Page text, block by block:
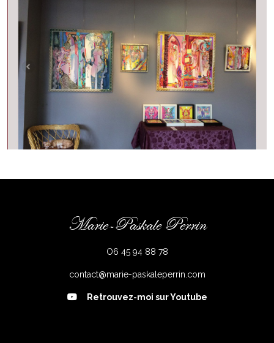
Marie-Paskale Perrin
O6 45 94 88 78
contact@marie-paskaleperrin.com
Retrouvez-moi sur Youtube